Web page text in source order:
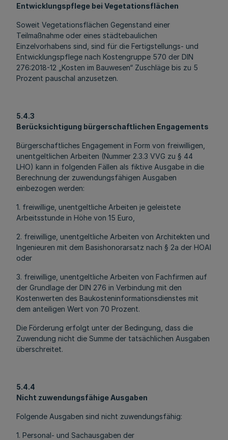
Entwicklungspflege bei Vegetationsflächen
Soweit Vegetationsflächen Gegenstand einer
Teilmaßnahme oder eines städtebaulichen
Einzelvorhabens sind, sind für die Fertigstellungs- und
Entwicklungspflege nach Kostengruppe 570 der DIN
276:2018-12 „Kosten im Bauwesen“ Zuschläge bis zu 5
Prozent pauschal anzusetzen.
5.4.3
Berücksichtigung bürgerschaftlichen Engagements
Bürgerschaftliches Engagement in Form von freiwilligen,
unentgeltlichen Arbeiten (Nummer 2.3.3 VVG zu § 44
LHO) kann in folgenden Fällen als fiktive Ausgabe in die
Berechnung der zuwendungsfähigen Ausgaben
einbezogen werden:
1. freiwillige, unentgeltliche Arbeiten je geleistete
Arbeitsstunde in Höhe von 15 Euro,
2. freiwillige, unentgeltliche Arbeiten von Architekten und
Ingenieuren mit dem Basishonorarsatz nach § 2a der HOAI
oder
3. freiwillige, unentgeltliche Arbeiten von Fachfirmen auf
der Grundlage der DIN 276 in Verbindung mit den
Kostenwerten des Baukosteninformationsdienstes mit
dem anteiligen Wert von 70 Prozent.
Die Förderung erfolgt unter der Bedingung, dass die
Zuwendung nicht die Summe der tatsächlichen Ausgaben
überschreitet.
5.4.4
Nicht zuwendungsfähige Ausgaben
Folgende Ausgaben sind nicht zuwendungsfähig:
1. Personal- und Sachausgaben der